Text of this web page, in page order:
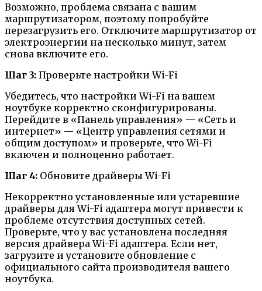
Возможно, проблема связана с вашим
маршрутизатором, поэтому попробуйте
перезагрузить его. Отключите маршрутизатор от
электроэнергии на несколько минут, затем
снова включите его.
Шаг 3: Проверьте настройки Wi-Fi
Убедитесь, что настройки Wi-Fi на вашем
ноутбуке корректно сконфигурированы.
Перейдите в «Панель управления» — «Сеть и
интернет» — «Центр управления сетями и
общим доступом» и проверьте, что Wi-Fi
включен и полноценно работает.
Шаг 4: Обновите драйверы Wi-Fi
Некорректно установленные или устаревшие
драйверы для Wi-Fi адаптера могут привести к
проблеме отсутствия доступных сетей.
Проверьте, что у вас установлена последняя
версия драйвера Wi-Fi адаптера. Если нет,
загрузите и установите обновление с
официального сайта производителя вашего
ноутбука.